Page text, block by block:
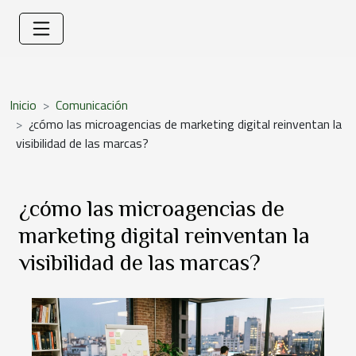
Inicio
Comunicación
¿cómo las microagencias de marketing digital reinventan la
visibilidad de las marcas?
¿cómo las microagencias de
marketing digital reinventan la
visibilidad de las marcas?